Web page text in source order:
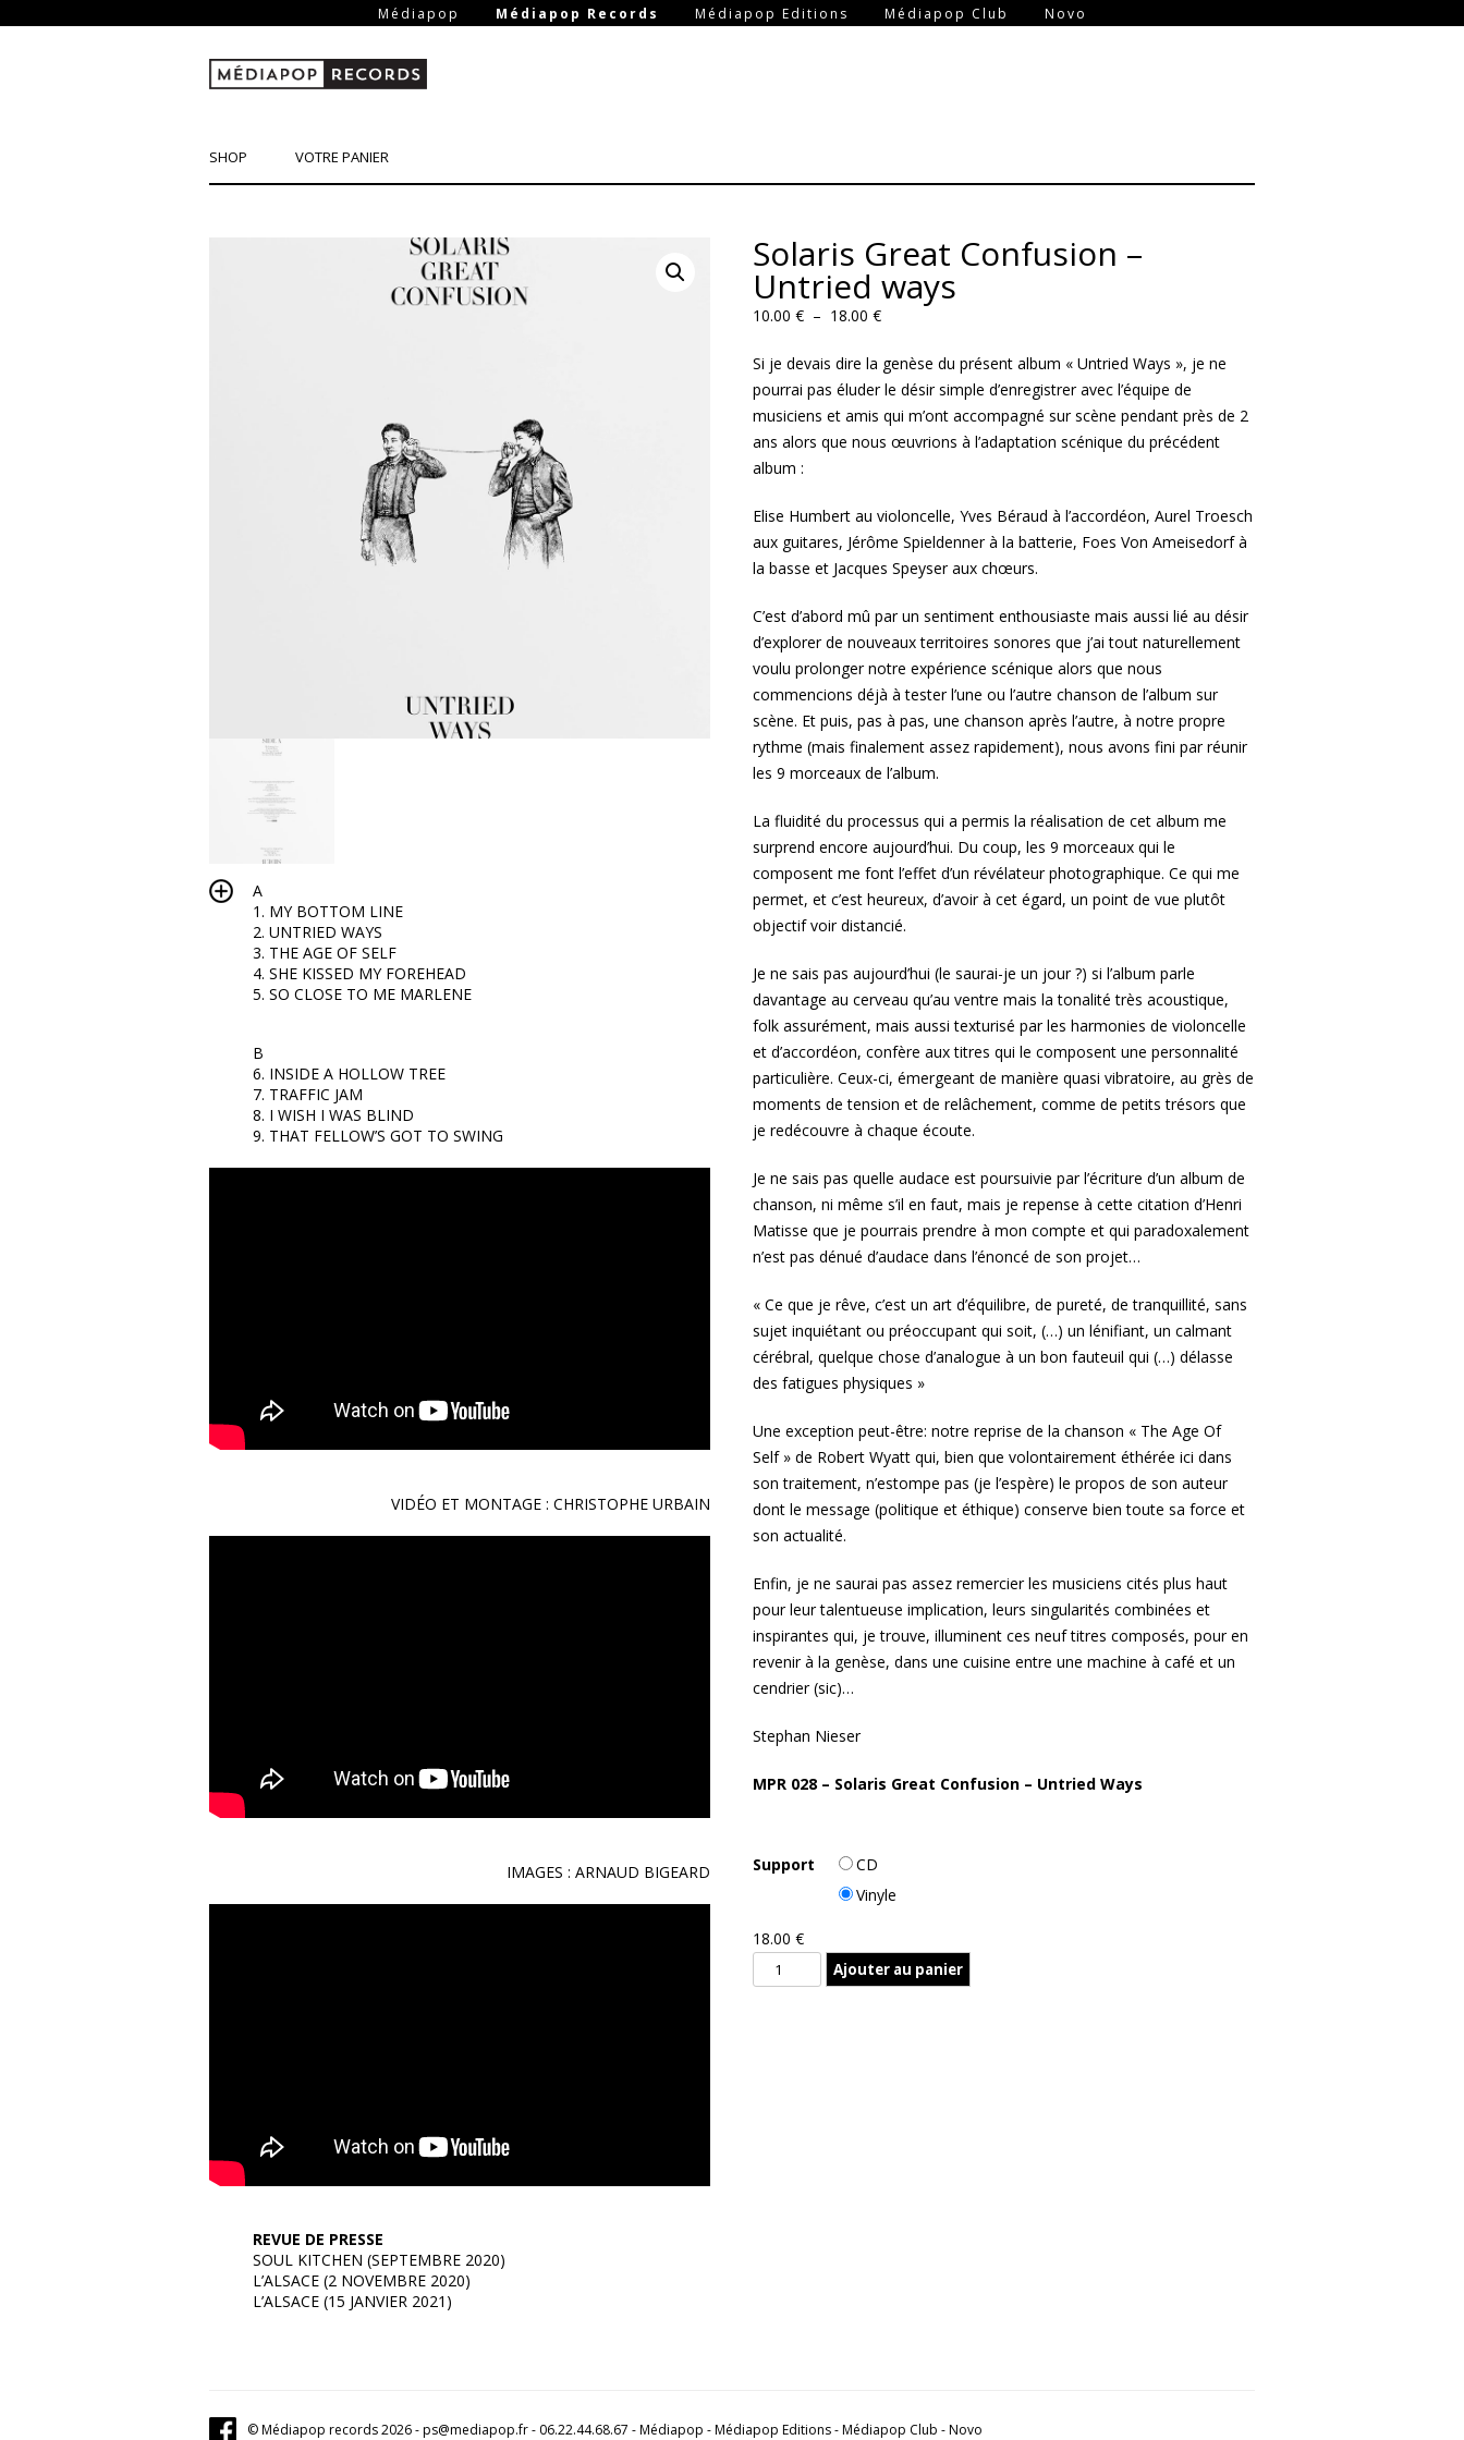
Médiapop Médiapop Records Médiapop Editions Médiapop Club Novo
SHOP VOTRE PANIER
A
1. MY BOTTOM LINE
2. UNTRIED WAYS
3. THE AGE OF SELF
4. SHE KISSED MY FOREHEAD
5. SO CLOSE TO ME MARLENE
B
6. INSIDE A HOLLOW TREE
7. TRAFFIC JAM
8. I WISH I WAS BLIND
9. THAT FELLOW’S GOT TO SWING
VIDÉO ET MONTAGE : CHRISTOPHE URBAIN
IMAGES : ARNAUD BIGEARD
REVUE DE PRESSE
SOUL KITCHEN (SEPTEMBRE 2020)
L’ALSACE (2 NOVEMBRE 2020)
L’ALSACE (15 JANVIER 2021)
Solaris Great Confusion –
Untried ways
10.00€ – 18.00€Plage
prix :
10.00 €
à
18.00 €
Si je devais dire la genèse du présent album « Untried Ways », je ne
pourrai pas éluder le désir simple d’enregistrer avec l’équipe de
musiciens et amis qui m’ont accompagné sur scène pendant près de 2
ans alors que nous œuvrions à l’adaptation scénique du précédent
album :
Elise Humbert au violoncelle, Yves Béraud à l’accordéon, Aurel Troesch
aux guitares, Jérôme Spieldenner à la batterie, Foes Von Ameisedorf à
la basse et Jacques Speyser aux chœurs.
C’est d’abord mû par un sentiment enthousiaste mais aussi lié au désir
d’explorer de nouveaux territoires sonores que j’ai tout naturellement
voulu prolonger notre expérience scénique alors que nous
commencions déjà à tester l’une ou l’autre chanson de l’album sur
scène. Et puis, pas à pas, une chanson après l’autre, à notre propre
rythme (mais finalement assez rapidement), nous avons fini par réunir
les 9 morceaux de l’album.
La fluidité du processus qui a permis la réalisation de cet album me
surprend encore aujourd’hui. Du coup, les 9 morceaux qui le
composent me font l’effet d’un révélateur photographique. Ce qui me
permet, et c’est heureux, d’avoir à cet égard, un point de vue plutôt
objectif voir distancié.
Je ne sais pas aujourd’hui (le saurai-je un jour ?) si l’album parle
davantage au cerveau qu’au ventre mais la tonalité très acoustique,
folk assurément, mais aussi texturisé par les harmonies de violoncelle
et d’accordéon, confère aux titres qui le composent une personnalité
particulière. Ceux-ci, émergeant de manière quasi vibratoire, au grès de
moments de tension et de relâchement, comme de petits trésors que
je redécouvre à chaque écoute.
Je ne sais pas quelle audace est poursuivie par l’écriture d’un album de
chanson, ni même s’il en faut, mais je repense à cette citation d’Henri
Matisse que je pourrais prendre à mon compte et qui paradoxalement
n’est pas dénué d’audace dans l’énoncé de son projet…
« Ce que je rêve, c’est un art d’équilibre, de pureté, de tranquillité, sans
sujet inquiétant ou préoccupant qui soit, (…) un lénifiant, un calmant
cérébral, quelque chose d’analogue à un bon fauteuil qui (…) délasse
des fatigues physiques »
Une exception peut-être: notre reprise de la chanson « The Age Of
Self » de Robert Wyatt qui, bien que volontairement éthérée ici dans
son traitement, n’estompe pas (je l’espère) le propos de son auteur
dont le message (politique et éthique) conserve bien toute sa force et
son actualité.
Enfin, je ne saurai pas assez remercier les musiciens cités plus haut
pour leur talentueuse implication, leurs singularités combinées et
inspirantes qui, je trouve, illuminent ces neuf titres composés, pour en
revenir à la genèse, dans une cuisine entre une machine à café et un
cendrier (sic)…
Stephan Nieser
MPR 028 – Solaris Great Confusion – Untried Ways
Support
CD
Vinyle
18.00€
quantité
de
Ajouter au panier
© Médiapop records 2026 - ps@mediapop.fr - 06.22.44.68.67 -Médiapop -Médiapop Editions-Médiapop Club -Novo